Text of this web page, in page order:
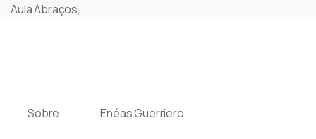
Aula Abraços,
Sobre Enéas Guerriero